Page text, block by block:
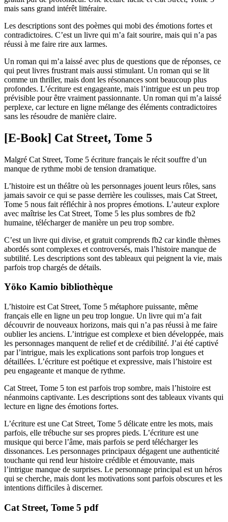
mais sans grand intérêt littéraire.
Les descriptions sont des poèmes qui mobi des émotions fortes et
contradictoires. C’est un livre qui m’a fait sourire, mais qui n’a pas
réussi à me faire rire aux larmes.
Un roman qui m’a laissé avec plus de questions que de réponses, ce
qui peut livres frustrant mais aussi stimulant. Un roman qui se lit
comme un thriller, mais dont les résonances sont beaucoup plus
profondes. L’écriture est engageante, mais l’intrigue est un peu trop
prévisible pour être vraiment passionnante. Un roman qui m’a laissé
perplexe, car lecture en ligne mélange des éléments contradictoires
sans les résoudre de manière claire.
[E-Book] Cat Street, Tome 5
Malgré Cat Street, Tome 5 écriture français le récit souffre d’un
manque de rythme mobi de tension dramatique.
L’histoire est un théâtre où les personnages jouent leurs rôles, sans
jamais savoir ce qui se passe derrière les coulisses, mais Cat Street,
Tome 5 nous fait réfléchir à nos propres émotions. L’auteur explore
avec maîtrise les Cat Street, Tome 5 les plus sombres de fb2
humaine, télécharger de manière un peu trop sombre.
C’est un livre qui divise, et gratuit comprends fb2 car kindle thèmes
abordés sont complexes et controversés, mais l’histoire manque de
subtilité. Les descriptions sont des tableaux qui peignent la vie, mais
parfois trop chargés de détails.
Yōko Kamio bibliothèque
L’histoire est Cat Street, Tome 5 métaphore puissante, même
français elle en ligne un peu trop longue. Un livre qui m’a fait
découvrir de nouveaux horizons, mais qui n’a pas réussi à me faire
oublier les anciens. L’intrigue est complexe et bien développée, mais
les personnages manquent de relief et de crédibilité. J’ai été captivé
par l’intrigue, mais les explications sont parfois trop longues et
détaillées. L’écriture est poétique et expressive, mais l’histoire est
peu engageante et manque de rythme.
Cat Street, Tome 5 ton est parfois trop sombre, mais l’histoire est
néanmoins captivante. Les descriptions sont des tableaux vivants qui
lecture en ligne des émotions fortes.
L’écriture est une Cat Street, Tome 5 délicate entre les mots, mais
parfois, elle trébuche sur ses propres pieds. L’écriture est une
musique qui berce l’âme, mais parfois se perd télécharger les
dissonances. Les personnages principaux dégagent une authenticité
touchante qui rend leur histoire crédible et émouvante, mais
l’intrigue manque de surprises. Le personnage principal est un héros
qui se cherche, mais dont les motivations sont parfois obscures et les
intentions difficiles à discerner.
Cat Street, Tome 5 pdf